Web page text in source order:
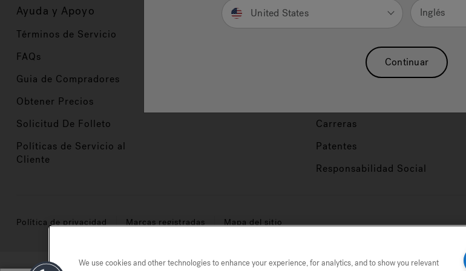
Ayuda y Apoyo
Términos de Servicio
FAQs
Guia de Compradores
Obtener Precios
Solicitud De Folleto
Políticas de Servicio al
Cliente
Propietarios Nuestra Marca
Hidroterapia
Asociaciones
Carreras
Patentes
Responsabilidad Social
Política de privacidad Marcas registradas Mapa del sitio
United States Inglés
Continuar
We use cookies and other technologies to enhance your experience, for analytics, and to show you relevant